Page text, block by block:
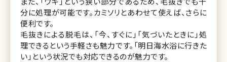
分に処理が可能です。カミソリとあわせて使えば、さらに
便利です。
毛抜きによる脱毛は、「今、すぐに」「気づいたときに」処
理できるという手軽さも魅力です。「明日海水浴に行きた
い」という状況でも対応できるのが魅力です。